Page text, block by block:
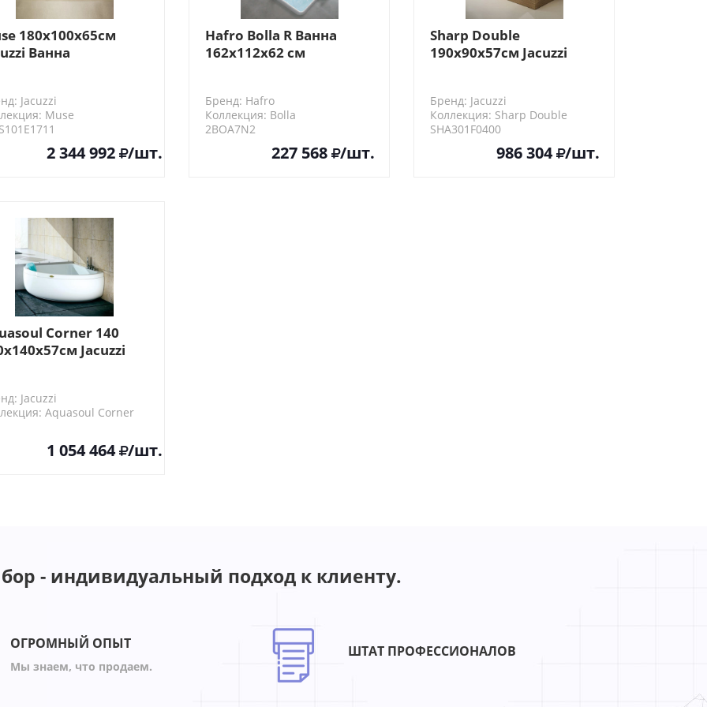
180x100x65см
Ванна
Jacuzzi
Muse
2 344 992 /шт.
Hafro Bolla R Ванна
162х112х62 см
Бренд: Hafro
Коллекция: Bolla
2BOA7N2
227 568 /шт.
Sharp Double
190x90x57см Jacuzzi
Бренд: Jacuzzi
Коллекция: Sharp Double
SHA301F0400
986 304 /шт.
Corner 140
Jacuzzi
Jacuzzi
Aquasoul Corner
1 054 464 /шт.
- индивидуальный подход к клиенту.
ОГРОМНЫЙ ОПЫТ
Мы знаем, что продаем.
ШТАТ ПРОФЕССИОНАЛОВ